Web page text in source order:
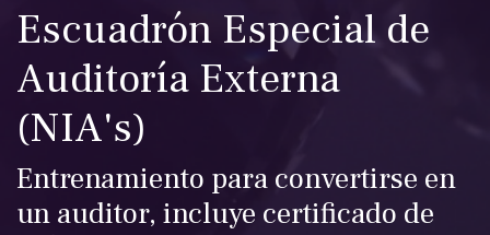
Escuadrón Especial de
Auditoría Externa
(NIA's)
Entrenamiento para convertirse en
un auditor, incluye certificado de